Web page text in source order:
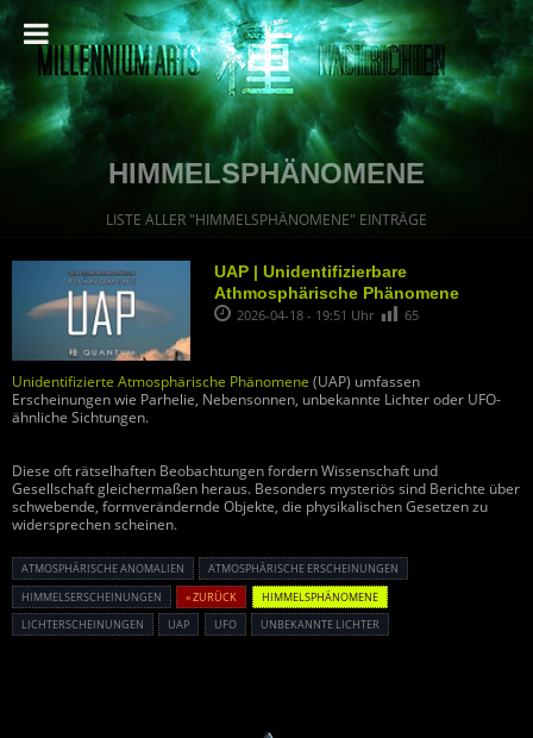
HIMMELSPHÄNOMENE
LISTE ALLER "HIMMELSPHÄNOMENE" EINTRÄGE
UAP | Unidentifizierbare
Athmosphärische Phänomene
2026-04-18 - 19:51 Uhr 65
Unidentifizierte Atmosphärische Phänomene (UAP) umfassen
Erscheinungen wie Parhelie, Nebensonnen, unbekannte Lichter oder UFO-
ähnliche Sichtungen.
Diese oft rätselhaften Beobachtungen fordern Wissenschaft und
Gesellschaft gleichermaßen heraus. Besonders mysteriös sind Berichte über
schwebende, formverändernde Objekte, die physikalischen Gesetzen zu
widersprechen scheinen.
ATMOSPHÄRISCHE ANOMALIEN
ATMOSPHÄRISCHE ERSCHEINUNGEN
HIMMELSERSCHEINUNGEN
« ZURÜCK
HIMMELSPHÄNOMENE
LICHTERSCHEINUNGEN
UAP UFO UNBEKANNTE LICHTER